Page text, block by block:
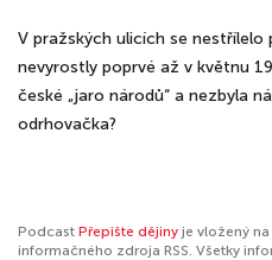
V pražských ulicích se nestřílelo
nevyrostly poprvé až v květnu
české „jaro národů“ a nezbyla
odrhovačka?
Podcast Přepište dějiny je vložený
informačného zdroja RSS. Všetky